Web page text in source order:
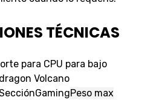
TÉCNICAS
para CPU para bajo
Volcano
Peso max